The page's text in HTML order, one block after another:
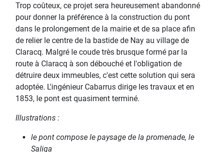
Trop coûteux, ce projet sera heureusement abandonné
pour donner la préférence à la construction du pont
dans le prolongement de la mairie et de sa place afin
de relier le centre de la bastide de Nay au village de
Claracq. Malgré le coude très brusque formé par la
route à Claracq à son débouché et l'obligation de
détruire deux immeubles, c'est cette solution qui sera
adoptée. L'ingénieur Cabarrus dirige les travaux et en
1853, le pont est quasiment terminé.
Illustrations :
le pont compose le paysage de la promenade, le
Saliga